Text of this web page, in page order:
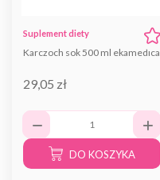
Suplement diety
Karczoch sok 500 ml ekamedica
29,05 zł
DO KOSZYKA